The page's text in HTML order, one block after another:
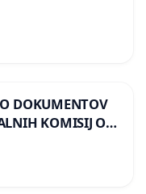
DOKUMENTOV
KOMISIJ O